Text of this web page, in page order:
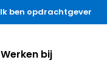
Werken bij
Ik ben opdrachtgever